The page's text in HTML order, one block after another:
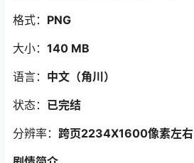
格式： PNG
大小： 140 MB
语言： 中文 （角川 ）
状态： 已完结
分辨率： 跨页2234X1600像素左右